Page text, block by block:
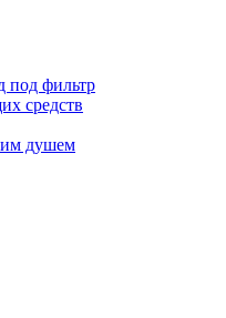
под фильтр
средств
душем